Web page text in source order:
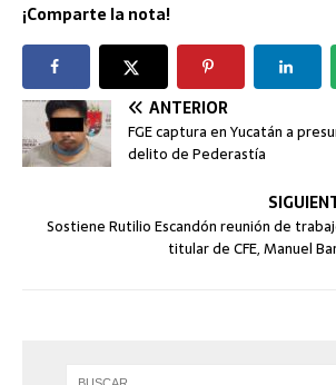
¡Comparte la nota!
ANTERIOR
FGE captura en Yucatán a
delito de Pederastía
Sostiene Rutilio Escandón reunión de
titular de CFE, Manuel